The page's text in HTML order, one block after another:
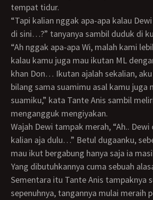
tempat tidur.
“Tapi kalian nggak apa-apa kalau Dewi ikutan ngeliat
di sini…?” tanyanya sambil duduk di
“Ah nggak apa-apa Wi, malah kami lebih senang lagi
kalau kamu juga mau ikutan ML
khan Don… Ikutan ajalah sekalian,
bilang sama suamimu asal kamu juga
suamiku,” kata Tante Anis sambil
mengangguk mengiyakan.
Wajah Dewi tampak merah, “Ah.. Dewi cuma mau liat
kalian aja dulu…” Betul dugaanku,
mau ikut bergabung hanya saja ia
Yang dibutuhkannya cuma sebuah
Sementara itu Tante Anis tampaknya sudah pulih
sepenuhnya, tangannya mulai meraih